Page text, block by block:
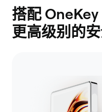
搭配
更高级别的安